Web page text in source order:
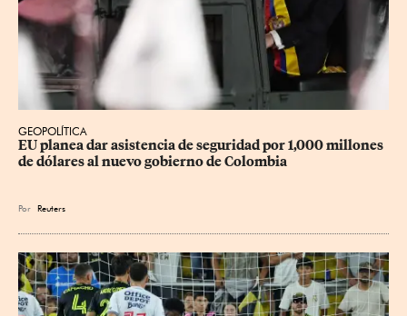
GEOPOLÍTICA
EU planea dar asistencia de seguridad por 1,000 millones
de dólares al nuevo gobierno de Colombia
Por Reuters